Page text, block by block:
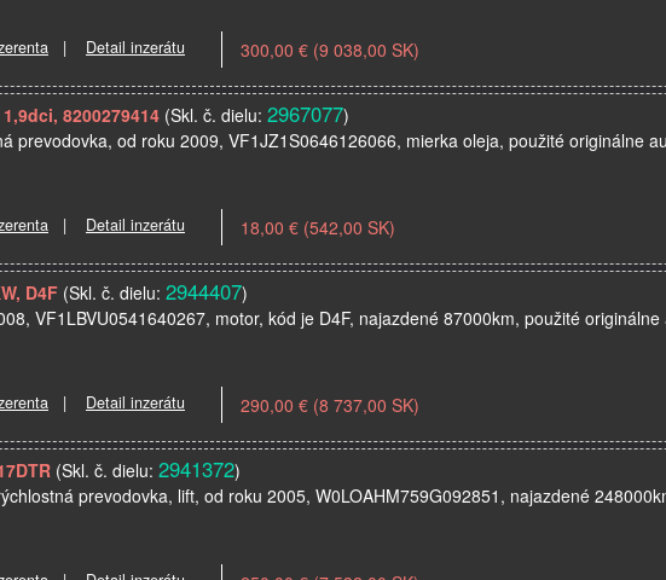
| Detail inzerátu 300,00 € (9 038,00 SK)
8200279414 (Skl. č. dielu: 2967077)
prevodovka, od roku 2009, VF1JZ1S0646126066, mierka oleja, použité originálne
| Detail inzerátu 18,00 € (542,00 SK)
D4F (Skl. č. dielu: 2944407)
VF1LBVU0541640267, motor, kód je D4F, najazdené 87000km, použité
| Detail inzerátu 290,00 € (8 737,00 SK)
(Skl. č. dielu: 2941372)
prevodovka, lift, od roku 2005, W0LOAHM759G092851, najazdené